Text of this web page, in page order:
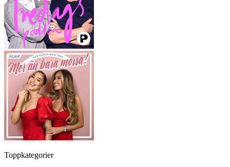
Toppkategorier